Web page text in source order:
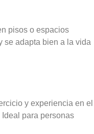
pisos o espacios
se adapta bien a la vida
y experiencia en el
para personas